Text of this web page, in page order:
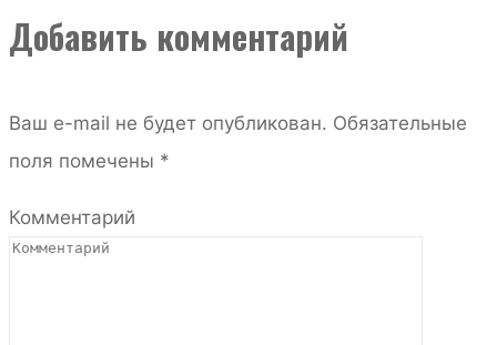
Добавить комментарий
Ваш e-mail не будет опубликован. Обязательные
поля помечены *
Комментарий